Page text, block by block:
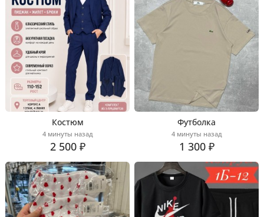
Костюм
4 минуты назад
2 500 ₽
Футболка
4 минуты назад
1 300 ₽